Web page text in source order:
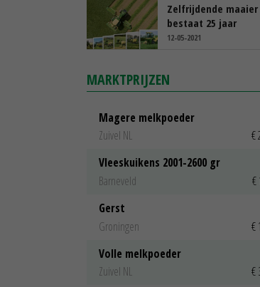
Zelfrijdende
bestaat 25 jaar
12-05-2021
MARKTPRIJZEN
Magere melkpoeder
Zuivel NL
€
Vleeskuikens 2001-2600 gr
Barneveld
€
Gerst
Groningen
€
Volle melkpoeder
Zuivel NL
€